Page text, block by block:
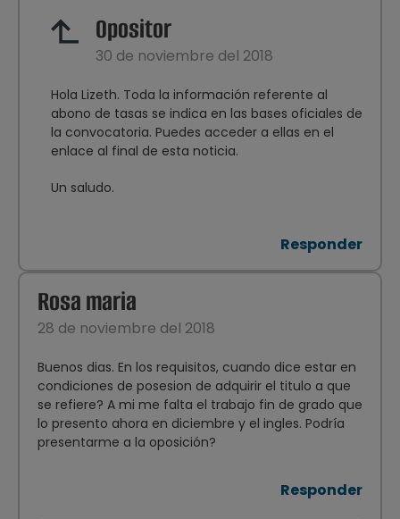
Opositor
30 de noviembre del 2018
Hola Lizeth. Toda la información referente al
abono de tasas se indica en las bases oficiales de
la convocatoria. Puedes acceder a ellas en el
enlace al final de esta noticia.
Un saludo.
Responder
Rosa maria
28 de noviembre del 2018
Buenos dias. En los requisitos, cuando dice estar en
condiciones de posesion de adquirir el titulo a que
se refiere? A mi me falta el trabajo fin de grado que
lo presento ahora en diciembre y el ingles. Podría
presentarme a la oposición?
Responder